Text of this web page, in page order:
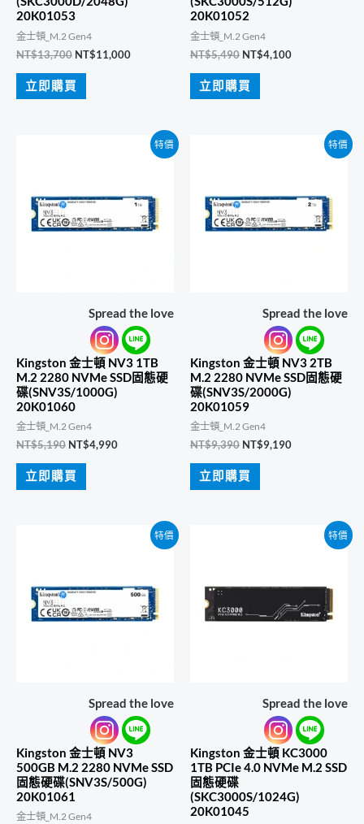
20K01053
金士頓_M.2 Gen4
NT$13,700 原
價
格：
NT$11,000目
立即購買
20K01052
金士頓_M.2 Gen4
NT$5,490 原
價
格：
NT$4,100目
立即購買
特價
Spread the love
Kingston 金士頓 NV3 1TB
M.2 2280 NVMe SSD固態硬
碟(SNV3S/1000G)
20K01060
金士頓_M.2 Gen4
NT$5,190 原
價
格：
NT$4,990目
立即購買
特價
Spread the love
Kingston 金士頓 NV3 2TB
M.2 2280 NVMe SSD固態硬
碟(SNV3S/2000G)
20K01059
金士頓_M.2 Gen4
NT$9,390 原
價
格：
NT$9,190目
立即購買
特價
Spread the love
Kingston 金士頓 NV3
500GB M.2 2280 NVMe SSD
固態硬碟(SNV3S/500G)
20K01061
金士頓_M.2 Gen4
特價
Spread the love
Kingston 金士頓 KC3000
1TB PCIe 4.0 NVMe M.2 SSD
固態硬碟
(SKC3000S/1024G)
20K01045